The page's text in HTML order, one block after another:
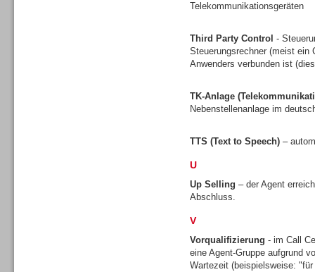
Telekommunikationsgeräten
Third Party Control -
Steuerungsrechner (meist ein
Anwenders verbunden ist
TK-Anlage
Nebenstellenanlage im
TTS (Text to Speech) –
U
Up Selling – der Agent
Abschluss.
V
Vorqualifizierung - im Call
eine Agent-Gruppe aufgrund
Wartezeit (beispielsweise: